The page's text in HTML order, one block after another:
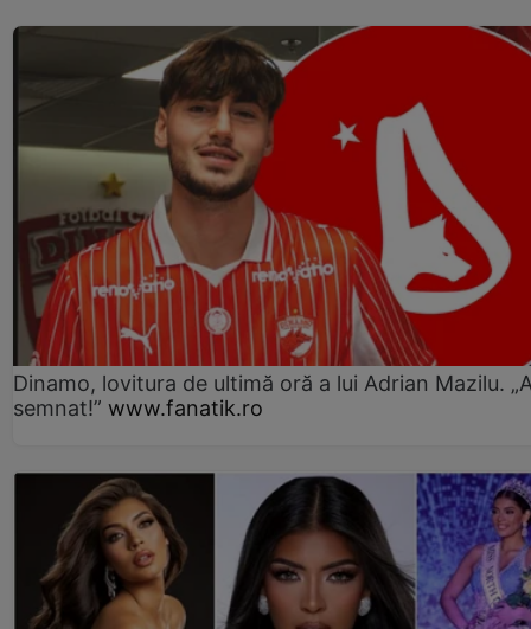
Dinamo, lovitura de ultimă oră a lui Adrian Mazilu.
semnat!” www.fanatik.ro